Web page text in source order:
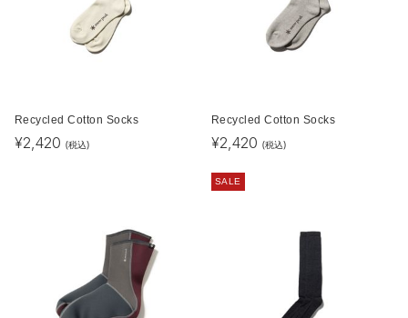
Recycled Cotton Socks
¥2,420 (税込)
Recycled Cotton Socks
¥2,420 (税込)
SALE